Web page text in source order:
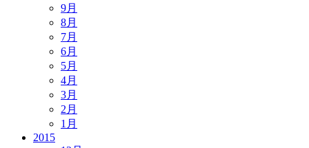
9月
8月
7月
6月
5月
4月
3月
2月
1月
2015